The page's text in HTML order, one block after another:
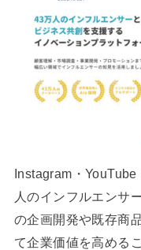
Instagram・
人のインフルエンサ
の企画開発や既存商
て企業価値を高める